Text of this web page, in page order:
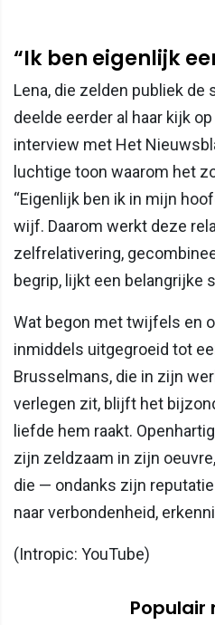
“Ik ben eigenlijk
Lena, die zelden publiek
deelde eerder al haar kijk
interview met Het
luchtige toon waarom het
“Eigenlijk ben ik in mijn
wijf. Daarom werkt deze
zelfrelativering,
begrip, lijkt een belangrijke
Wat begon met twijfels en
inmiddels uitgegroeid tot
Brusselmans, die in zijn
verlegen zit, blijft het
liefde hem raakt.
zijn zeldzaam in zijn
die — ondanks zijn
naar verbondenheid,
(Intropic: YouTube)
Populair